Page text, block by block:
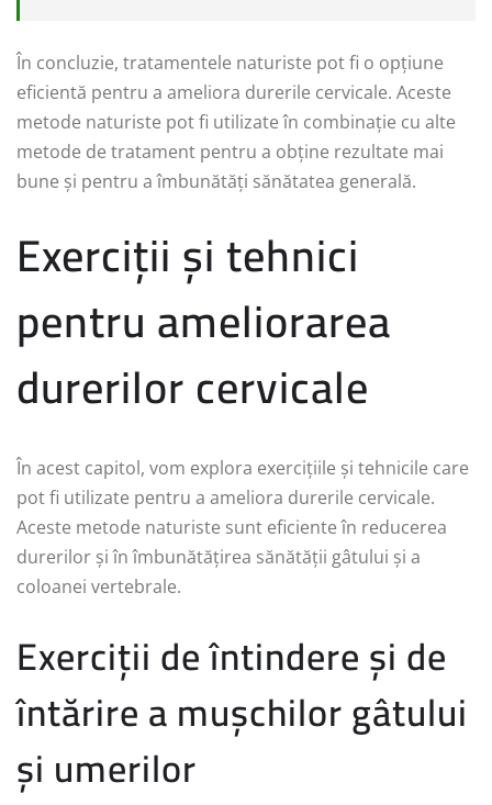
În concluzie, tratamentele naturiste pot fi o opțiune
eficientă pentru a ameliora durerile cervicale. Aceste
metode naturiste pot fi utilizate în combinație cu alte
metode de tratament pentru a obține rezultate mai
bune și pentru a îmbunătăți sănătatea generală.
Exerciții și tehnici
pentru ameliorarea
durerilor cervicale
În acest capitol, vom explora exercițiile și tehnicile care
pot fi utilizate pentru a ameliora durerile cervicale.
Aceste metode naturiste sunt eficiente în reducerea
durerilor și în îmbunătățirea sănătății gâtului și a
coloanei vertebrale.
Exerciții de întindere și de
întărire a mușchilor gâtului
și umerilor